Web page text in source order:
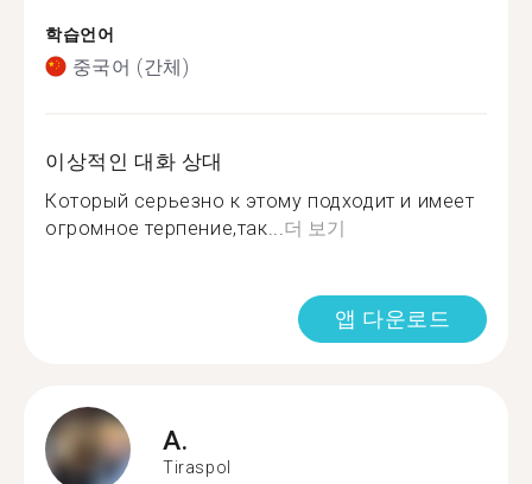
학습언어
중국어 (간체)
이상적인 대화 상대
Который серьезно к этому подходит и имеет
огромное терпение,так... 더 보기
앱 다운로드
A.
Tiraspol